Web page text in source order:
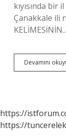
kıyısında
Çanakkale ili
Devamını
https://
https://